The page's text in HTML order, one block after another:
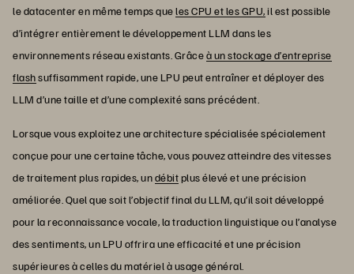
le datacenter en même temps queles CPU et les GPU,il est possible
d’intégrer entièrement le développement LLM dans les
environnements réseau existants. Grâceà un stockage d’entreprise
flashsuffisamment rapide, une LPU peut entraîner et déployer des
LLM d’une taille et d’une complexité sans précédent.
Lorsque vous exploitez une architecture spécialisée spécialement
conçue pour une certaine tâche, vous pouvez atteindre des vitesses
de traitement plus rapides, undébitplus élevé et une précision
améliorée. Quel que soit l’objectif final du LLM, qu’il soit développé
pour la reconnaissance vocale, la traduction linguistique ou l’analyse
des sentiments, un LPU offrira une efficacité et une précision
supérieures à celles du matériel à usage général.